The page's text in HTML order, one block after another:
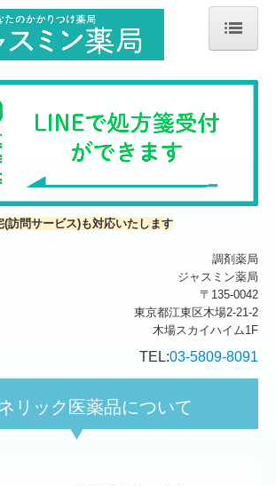
品について
(訪問サービス)も対応いたします
調剤薬局
ジャスミン薬局
〒135-0042
東京都江東区木場2-21-2
木場スカイハイム1F
TEL:03-5809-8091
リック医薬品について